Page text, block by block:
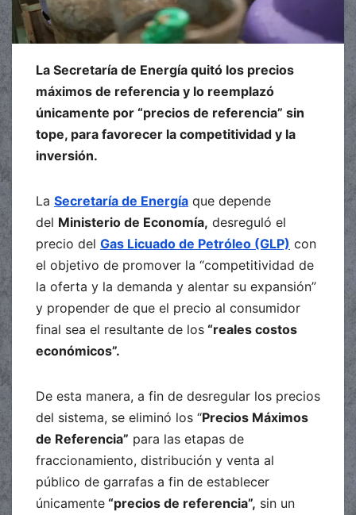
La Secretaría de Energía quitó los precios
máximos de referencia y lo reemplazó
únicamente por “precios de referencia” sin
tope, para favorecer la competitividad y la
inversión.
La Secretaría de Energía que depende
del Ministerio de Economía, desreguló el
precio del Gas Licuado de Petróleo (GLP) con
el objetivo de promover la “competitividad de
la oferta y la demanda y alentar su expansión”
y propender de que el precio al consumidor
final sea el resultante de los “reales costos
económicos”.
De esta manera, a fin de desregular los precios
del sistema, se eliminó los “Precios Máximos
de Referencia” para las etapas de
fraccionamiento, distribución y venta al
público de garrafas a fin de establecer
únicamente “precios de referencia”, sin un